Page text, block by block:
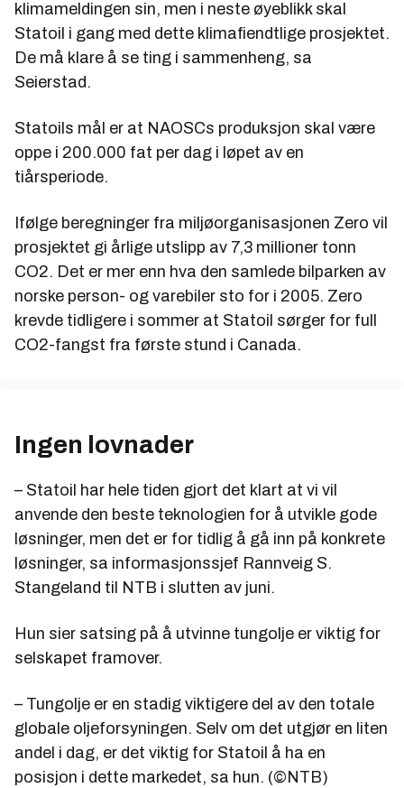
klimameldingen sin, men i neste øyeblikk skal
Statoil i gang med dette klimafiendtlige prosjektet.
De må klare å se ting i sammenheng, sa
Seierstad.
Statoils mål er at NAOSCs produksjon skal være
oppe i 200.000 fat per dag i løpet av en
tiårsperiode.
Ifølge beregninger fra miljøorganisasjonen Zero vil
prosjektet gi årlige utslipp av 7,3 millioner tonn
CO2. Det er mer enn hva den samlede bilparken av
norske person- og varebiler sto for i 2005. Zero
krevde tidligere i sommer at Statoil sørger for full
CO2-fangst fra første stund i Canada.
Ingen lovnader
– Statoil har hele tiden gjort det klart at vi vil
anvende den beste teknologien for å utvikle gode
løsninger, men det er for tidlig å gå inn på konkrete
løsninger, sa informasjonssjef Rannveig S.
Stangeland til NTB i slutten av juni.
Hun sier satsing på å utvinne tungolje er viktig for
selskapet framover.
– Tungolje er en stadig viktigere del av den totale
globale oljeforsyningen. Selv om det utgjør en liten
andel i dag, er det viktig for Statoil å ha en
posisjon i dette markedet, sa hun. (©NTB)